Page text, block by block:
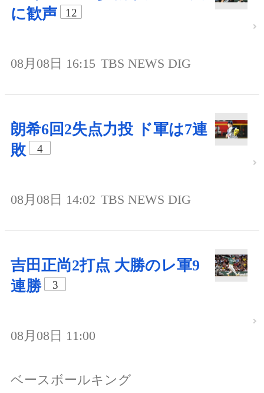
に歓声
12
08月08日 16:15 TBS NEWS DIG
朗希6回2失点力投 ド軍は7連
敗
4
08月08日 14:02 TBS NEWS DIG
吉田正尚2打点 大勝のレ軍9
連勝
3
08月08日 11:00
ベースボールキング